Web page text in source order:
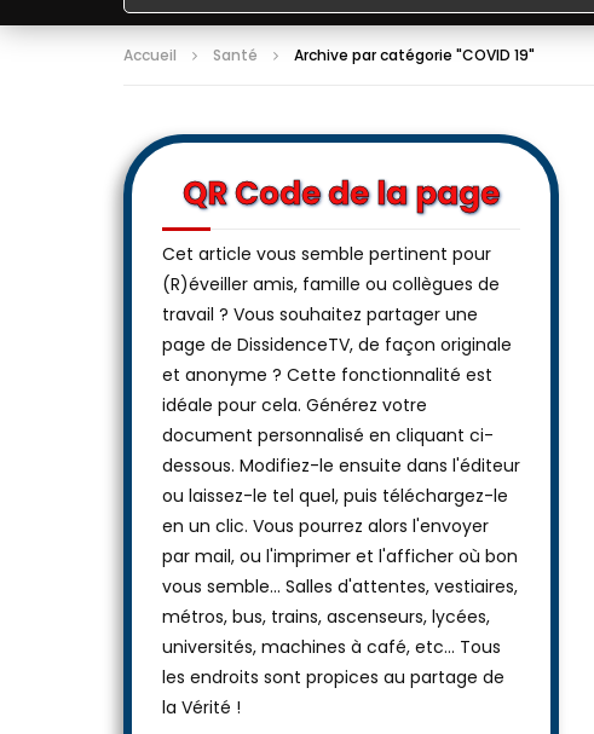
Accueil Santé Archive par catégorie "COVID 19"
QR Code de la page
Cet article vous semble pertinent pour
(R)éveiller amis, famille ou collègues de
travail ? Vous souhaitez partager une
page de DissidenceTV, de façon originale
et anonyme ? Cette fonctionnalité est
idéale pour cela. Générez votre
document personnalisé en cliquant ci-
dessous. Modifiez-le ensuite dans l'éditeur
ou laissez-le tel quel, puis téléchargez-le
en un clic. Vous pourrez alors l'envoyer
par mail, ou l'imprimer et l'afficher où bon
vous semble… Salles d'attentes, vestiaires,
métros, bus, trains, ascenseurs, lycées,
universités, machines à café, etc... Tous
les endroits sont propices au partage de
la Vérité !